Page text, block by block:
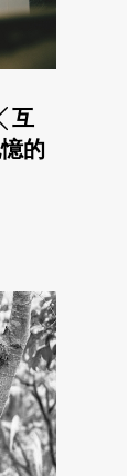
互
的